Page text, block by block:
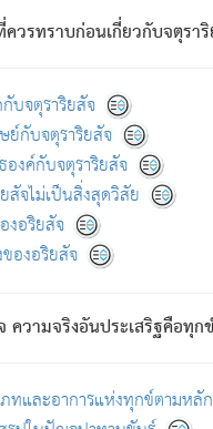
วรทราบก่อนเกี่ยวกับจตุรา
บจตุราริยสัจ
กับจตุราริยสัจ
งค์กับจตุราริยสัจ
สัจไม่เป็นสิ่งสุดวิสัย
อริยสัจ
องอริยสัจ
วามจริงอันประเสริฐคือทุก
ทและอาการแห่งทุกข์ตามหลั
เพราะภพ เรากล่าวว่า ส
มีได้เพราะวิภพ[2]
: เราก
ไม่มี.
หนาแล้ว; และว่า สัตว์ผู้ยิ
ประการทั้งปวง; ภพทั้งหลาย
อยู่; เขาย่อมละภวตัณหาได้
วามสิ้นไปแห่งตัณหาโดยป
ดมั่น
งหลายทั้งปวงได้แล้ว เป็น